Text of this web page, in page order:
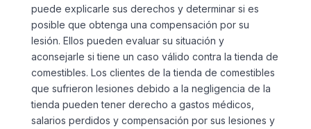
puede explicarle sus derechos y determinar si es
posible que obtenga una compensación por su
lesión. Ellos pueden evaluar su situación y
aconsejarle si tiene un caso válido contra la tienda de
comestibles. Los clientes de la tienda de comestibles
que sufrieron lesiones debido a la negligencia de la
tienda pueden tener derecho a gastos médicos,
salarios perdidos y compensación por sus lesiones y